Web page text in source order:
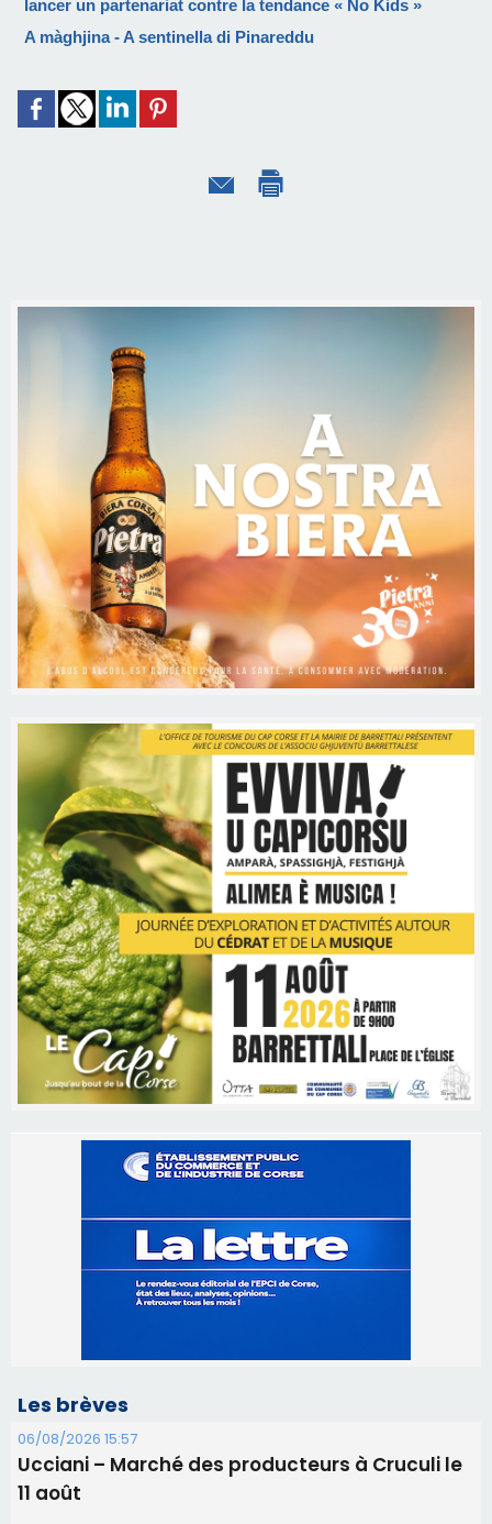
lancer un partenariat contre la tendance « No Kids »
A màghjina - A sentinella di Pinareddu
Les brèves
06/08/2026 15:57
Ucciani – Marché des producteurs à Cruculi le
11 août